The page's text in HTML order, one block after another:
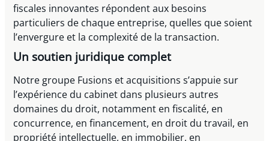
fiscales innovantes répondent aux besoins
particuliers de chaque entreprise, quelles que soient
l’envergure et la complexité de la transaction.
Un soutien juridique complet
Notre groupe Fusions et acquisitions s’appuie sur
l’expérience du cabinet dans plusieurs autres
domaines du droit, notamment en fiscalité, en
concurrence, en financement, en droit du travail, en
propriété intellectuelle, en immobilier, en